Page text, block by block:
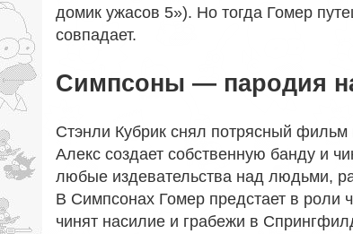
домик ужасов 5»). Но тогда Гомер
совпадает.
Симпсоны — пародия
Стэнли Кубрик снял потрясный
Алекс создает собственную банду и
любые издевательства над людьми,
В Симпсонах Гомер предстает в
чинят насилие и грабежи в